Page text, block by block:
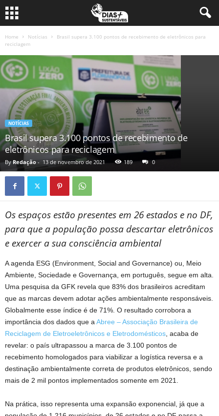
Home Notícias
Brasil supera 3.100 pontos de recebimento de eletrônicos para
reciclagem
NOTÍCIAS
Brasil supera 3.100 pontos de recebimento de
eletrônicos para reciclagem
By Redação - 13 de novembro de 2021 189 0
Os espaços estão presentes em 26 estados e no DF,
para que a população possa descartar eletrônicos
e exercer a sua consciência ambiental
A agenda ESG (Environment, Social and Governance) ou, Meio
Ambiente, Sociedade e Governança, em português, segue em alta.
Uma pesquisa da GFK revela que 83% dos brasileiros acreditam
que as marcas devem adotar ações ambientalmente responsáveis.
Globalmente esse índice é de 71%. O resultado corrobora a
importância dos dados que a Abree – Associação Brasileira de
Reciclagem de Eletroeletrônicos e Eletrodomésticos , acaba de
revelar: o país ultrapassou a marca de 3.100 pontos de
recebimento homologados para viabilizar a logística reversa e a
destinação ambientalmente correta de produtos eletrônicos, sendo
mais de 2 mil pontos implementados somente em 2021.
Na prática, isso representa uma expansão exponencial, já que a